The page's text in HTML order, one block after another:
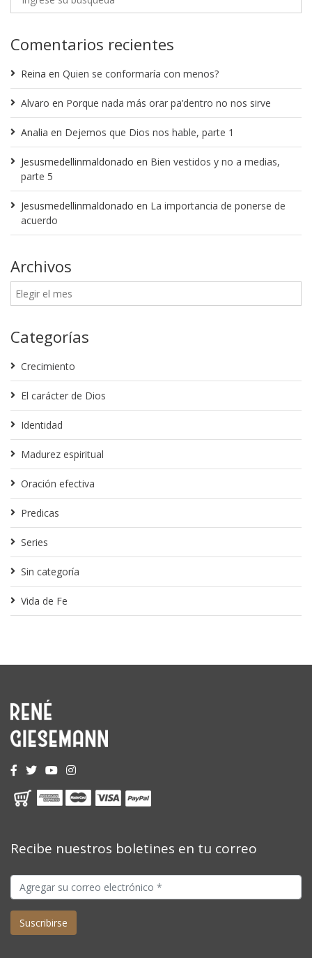
Comentarios recientes
Reina en Quien se conformaría con menos?
Alvaro en Porque nada más orar pa’dentro no nos sirve
Analia en Dejemos que Dios nos hable, parte 1
Jesusmedellinmaldonado en Bien vestidos y no a medias,
parte 5
Jesusmedellinmaldonado en La importancia de ponerse de
acuerdo
Archivos
Categorías
Crecimiento
El carácter de Dios
Identidad
Madurez espiritual
Oración efectiva
Predicas
Series
Sin categoría
Vida de Fe
Recibe nuestros boletines en tu correo